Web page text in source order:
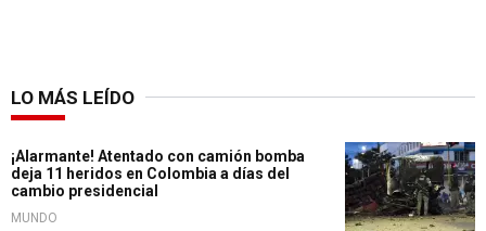
LO MÁS LEÍDO
¡Alarmante! Atentado con camión bomba
deja 11 heridos en Colombia a días del
cambio presidencial
MUNDO